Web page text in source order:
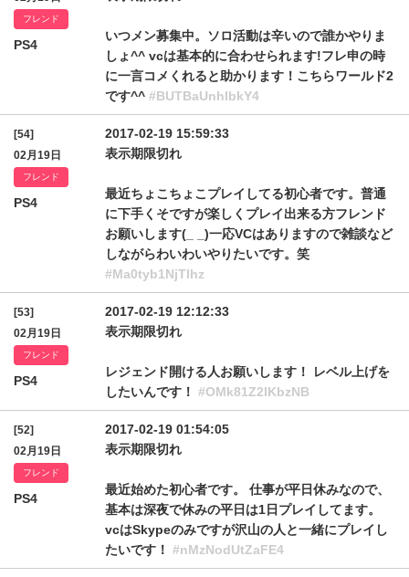
フレンド
PS4
いつメン募集中。ソロ活動は辛いので誰かやりま
しょ^^ vcは基本的に合わせられます!フレ申の時
に一言コメくれると助かります！こちらワールド2
です^^ #BUTBaUnhIbkY4
[54]
02月19日
フレンド
PS4
2017-02-19 15:59:33
表示期限切れ
最近ちょこちょこプレイしてる初心者です。普通
に下手くそですが楽しくプレイ出来る方フレンド
お願いします(_ _)一応VCはありますので雑談など
しながらわいわいやりたいです。笑
#Ma0tyb1NjTlhz
[53]
02月19日
フレンド
PS4
2017-02-19 12:12:33
表示期限切れ
レジェンド開ける人お願いします！ レベル上げを
したいんです！ #OMk81Z2lKbzNB
[52]
02月19日
フレンド
PS4
2017-02-19 01:54:05
表示期限切れ
最近始めた初心者です。 仕事が平日休みなので、
基本は深夜で休みの平日は1日プレイしてます。
vcはSkypeのみですが沢山の人と一緒にプレイし
たいです！ #nMzNodUtZaFE4